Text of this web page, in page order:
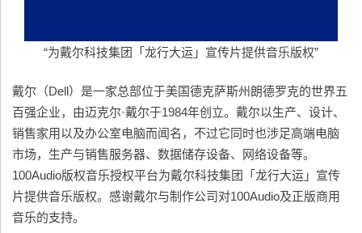
“为戴尔科技集团「龙行大运」宣传片提供音乐版权”
戴尔（Dell）是一家总部位于美国德克萨斯州朗德罗克的世界五
百强企业，由迈克尔·戴尔于1984年创立。戴尔以生产、设计、
销售家用以及办公室电脑而闻名，不过它同时也涉足高端电脑
市场，生产与销售服务器、数据储存设备、网络设备等。
100Audio版权音乐授权平台为戴尔科技集团「龙行大运」宣传
片提供音乐版权。感谢戴尔与制作公司对100Audio及正版商用
音乐的支持。